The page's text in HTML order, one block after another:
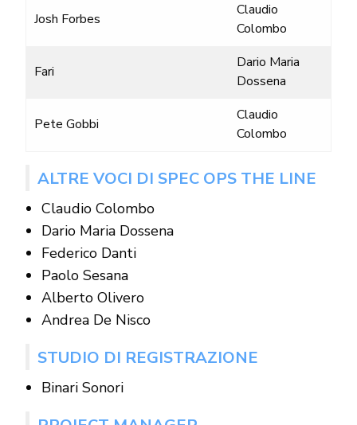
Josh Forbes
Claudio
Colombo
Fari
Dario Maria
Dossena
Pete Gobbi
Claudio
Colombo
ALTRE VOCI DI SPEC OPS THE LINE
Claudio Colombo
Dario Maria Dossena
Federico Danti
Paolo Sesana
Alberto Olivero
Andrea De Nisco
STUDIO DI REGISTRAZIONE
Binari Sonori